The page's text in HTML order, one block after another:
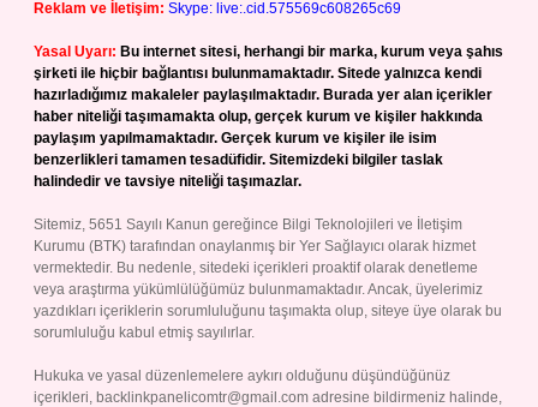
Reklam ve İletişim: Skype: live:.cid.575569c608265c69
Yasal Uyarı: Bu internet sitesi, herhangi bir marka, kurum veya şahıs
şirketi ile hiçbir bağlantısı bulunmamaktadır. Sitede yalnızca kendi
hazırladığımız makaleler paylaşılmaktadır. Burada yer alan içerikler
haber niteliği taşımamakta olup, gerçek kurum ve kişiler hakkında
paylaşım yapılmamaktadır. Gerçek kurum ve kişiler ile isim
benzerlikleri tamamen tesadüfidir. Sitemizdeki bilgiler taslak
halindedir ve tavsiye niteliği taşımazlar.
Sitemiz, 5651 Sayılı Kanun gereğince Bilgi Teknolojileri ve İletişim
Kurumu (BTK) tarafından onaylanmış bir Yer Sağlayıcı olarak hizmet
vermektedir. Bu nedenle, sitedeki içerikleri proaktif olarak denetleme
veya araştırma yükümlülüğümüz bulunmamaktadır. Ancak, üyelerimiz
yazdıkları içeriklerin sorumluluğunu taşımakta olup, siteye üye olarak bu
sorumluluğu kabul etmiş sayılırlar.
Hukuka ve yasal düzenlemelere aykırı olduğunu düşündüğünüz
içerikleri, backlinkpanelicomtr@gmail.com adresine bildirmeniz halinde,